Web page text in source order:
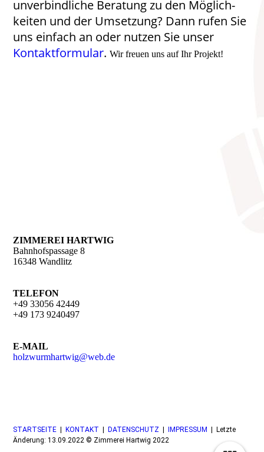
unverbindliche Beratung zu den Möglich­
keiten und der Umsetzung? Dann rufen Sie
uns einfach an oder nutzen Sie unser
Kontaktformular.Wir freuen uns auf Ihr Projekt!
ZIMMEREI HARTWIG
Bahnhofspassage 8
16348 Wandlitz
TELEFON
+49 33056 42449
+49 173 9240497
E-MAIL
holzwurmhartwig@web.de
STARTSEITE KONTAKT DATEN­SCHUTZ IMPRESSUM
| Letzte
Änderung: 13.09.2022 © Zimmerei Hartwig 2022